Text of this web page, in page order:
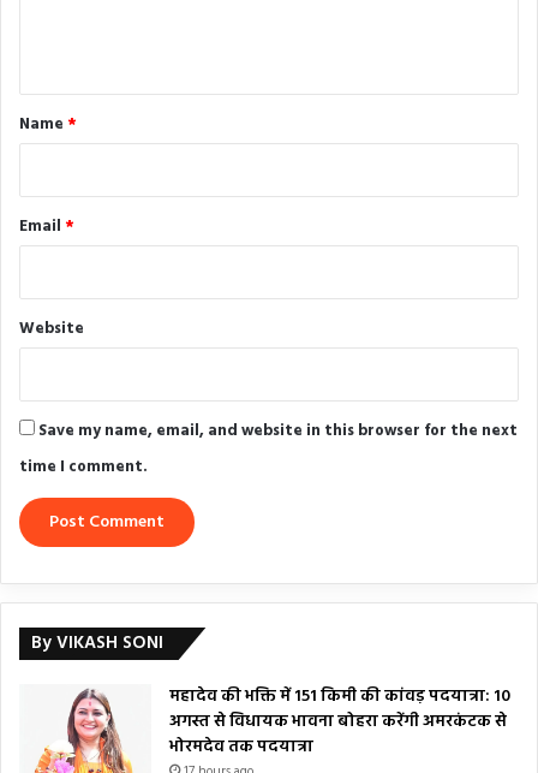
*
Name *
Email *
Website
Save my name, email, and website in this browser for the next
time I comment.
By VIKASH SONI
महादेव की भक्ति में 151 किमी की कांवड़ पदयात्रा: 10
अगस्त से विधायक भावना बोहरा करेंगी अमरकंटक से
भोरमदेव तक पदयात्रा